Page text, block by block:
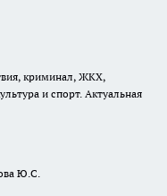
криминал, ЖКХ,
и спорт. Актуальная
Ю.С.